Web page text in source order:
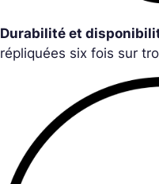
Durabilité et
répliquées six fois sur